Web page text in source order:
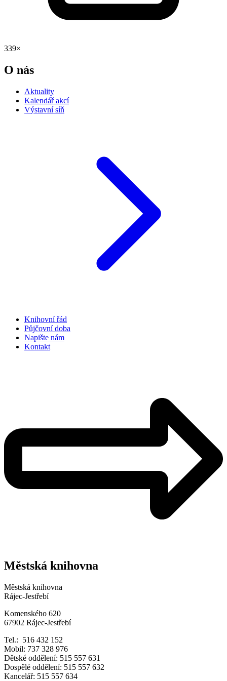
339×
O nás
Aktuality
Kalendář akcí
Výstavní síň
Knihovní řád
Půjčovní doba
Napište nám
Kontakt
Městská knihovna
Městská knihovna
Rájec-Jestřebí
Komenského 620
67902 Rájec-Jestřebí
Tel.: 516 432 152
Mobil: 737 328 976
Dětské oddělení: 515 557 631
Dospělé oddělení: 515 557 632
Kancelář: 515 557 634